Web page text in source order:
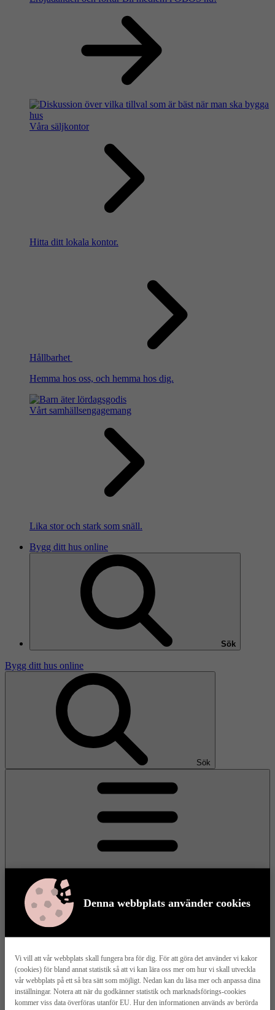
Denna webbplats använder cookies
Vi vill att vår webbplats skall fungera bra för dig. För att göra det använder vi kakor
(cookies) för bland annat statistik så att vi kan lära oss mer om hur vi skall utveckla
vår webbplats på ett så bra sätt som möjligt. Nedan kan du läsa mer och anpassa dina
inställningar. Notera att när du godkänner statistik och marknadsförings-cookies
kommer viss data överföras utanför EU. Hur den informationen används av berörda
Våra säljkontor
Hitta ditt lokala kontor.
Hållbarhet
Hemma hos oss, och hemma hos dig.
Vårt samhällsengagemang
Lika stor och stark som snäll.
Bygg ditt hus online
Sök
Bygg ditt hus online
Sök
Meny
Våra husmodeller